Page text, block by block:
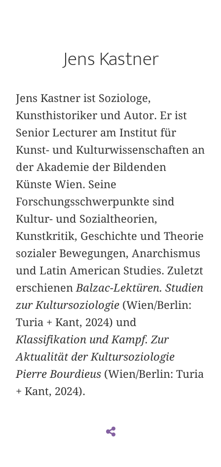
Jens Kastner
Jens Kastner ist Soziologe,
Kunsthistoriker und Autor. Er ist
Senior Lecturer am Institut für
Kunst- und Kulturwissenschaften an
der Akademie der Bildenden
Künste Wien. Seine
Forschungsschwerpunkte sind
Kultur- und Sozialtheorien,
Kunstkritik, Geschichte und Theorie
sozialer Bewegungen, Anarchismus
und Latin American Studies. Zuletzt
erschienen Balzac-Lektüren. Studien
zur Kultursoziologie (Wien/Berlin:
Turia + Kant, 2024) und
Klassifikation und Kampf. Zur
Aktualität der Kultursoziologie
Pierre Bourdieus (Wien/Berlin: Turia
+ Kant, 2024).